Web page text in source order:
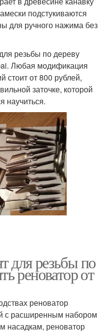
подстукиваются
для ручного нажима без
резьбы по дереву
Любая модификация
стоит от 800 рублей,
заточке, которой
научиться.
для резьбы по
реноватор от
реноватор
с расширенным набором
насадкам, реноватор